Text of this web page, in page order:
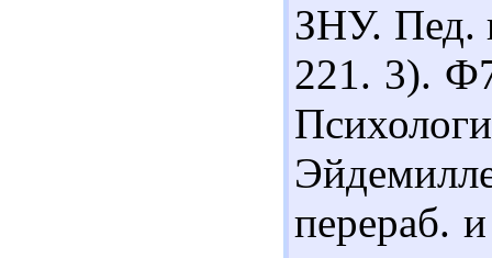
ЗНУ. Пед.
221. 3).
перераб.